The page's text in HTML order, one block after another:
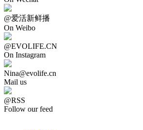
@爱活新鲜播
On Weibo
@EVOLIFE.CN
On Instagram
Nina@evolife.cn
Mail us
@RSS
Follow our feed